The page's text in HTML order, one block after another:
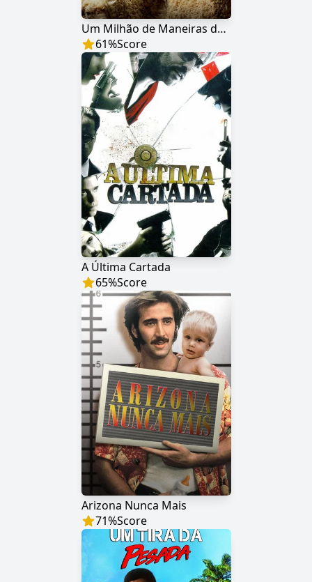
Um Milhão de Maneiras de Pegar na Pistola
61%Score
A Última Cartada
65%Score
Arizona Nunca Mais
71%Score